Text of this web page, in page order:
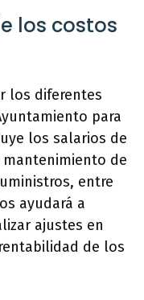
los costos
los diferentes
para
los salarios de
de
entre
ayudará a
ajustes en
de los